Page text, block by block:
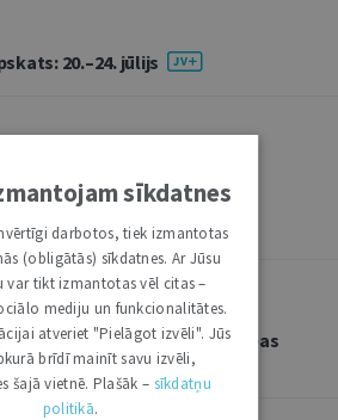
20.–24. jūlijs
objekta juridiskie aspekti
krimināltiesības un būvniecības
sīkdatnes
darbotos, tiek izmantotas
(obligātās) sīkdatnes. Ar Jūsu
var tikt izmantotas vēl citas –
mediju un funkcionalitātes.
atveriet "Pielāgot izvēli". Jūs
brīdī mainīt savu izvēli,
šajā vietnē. Plašāk – sīkdatņu
politikā.